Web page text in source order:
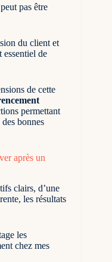
pas être
du client et
de
de cette
permettant
bonnes
après un
clairs, d’une
les résultats
les
chez mes